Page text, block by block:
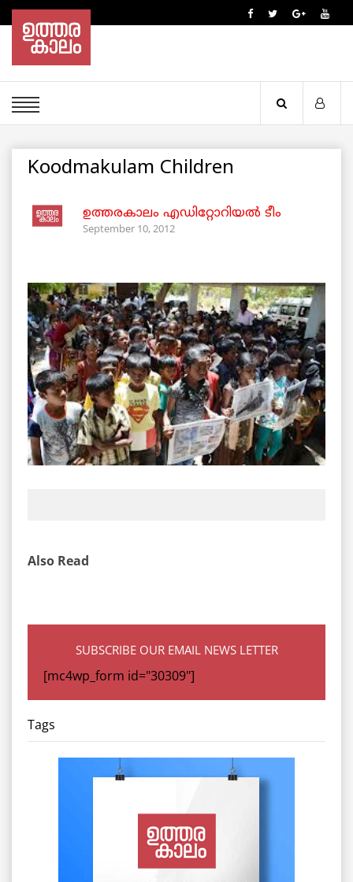
Koodmakulam Children
ഉത്തരകാലം എഡിറ്റോറിയല്‍ ടീം
September 10, 2012
Also Read
SUBSCRIBE OUR EMAIL NEWS LETTER
[mc4wp_form id="30309"]
Tags